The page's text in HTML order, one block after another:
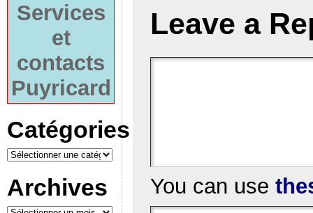
Services
et
contacts
Puyricard
Catégories
Archives
Leave a
You can use